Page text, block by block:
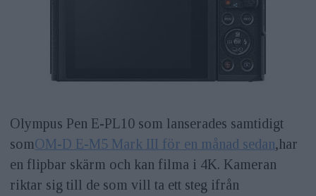
Olympus Pen E-PL10 som lanserades samtidigt
somOM-D E-M5 Mark III för en månad sedan,har
en flipbar skärm och kan filma i 4K. Kameran
riktar sig till de som vill ta ett steg ifrån